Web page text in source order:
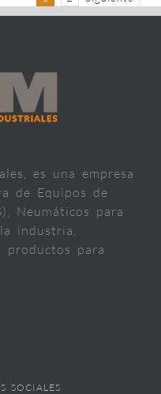
es una empresa
de Equipos de
Neumáticos para
industria,
productos para
SOCIALES